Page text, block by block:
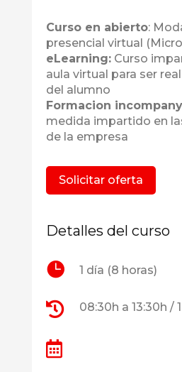
Curso en abierto:
presencial virtual
eLearning: Curso
aula virtual para ser
del alumno
Formacion
medida impartido en
de la empresa
Solicitar oferta
Detalles del curso
 1 día (8 horas)
 08:30h a 13:30h /
